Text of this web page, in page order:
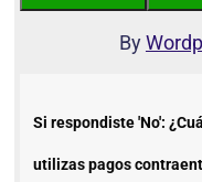
By
Si respondiste 'No':
utilizas pagos